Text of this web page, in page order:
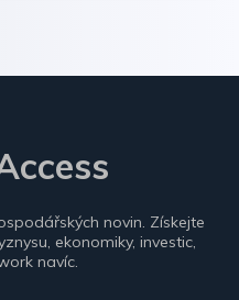
novin. Získejte
ekonomiky, investic,
navíc.